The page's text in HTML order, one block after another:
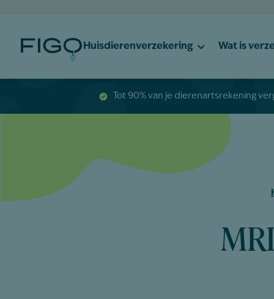
Huisdierenverzekering Wat is
Tot 90% van je dierenartsrekening